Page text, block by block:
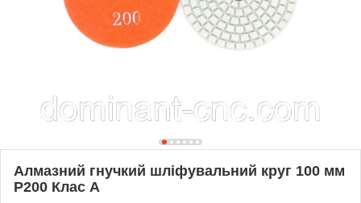
Алмазний гнучкий шліфувальний круг 100 мм
P200 Клас А